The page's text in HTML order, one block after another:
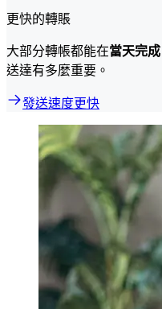
更快的轉賬
大部分轉帳都能在當天完成
送達有多麼重要。
發送速度更快